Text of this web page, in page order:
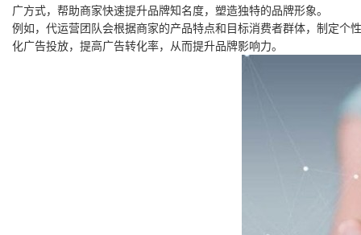
广方式，帮助商家快速提升品牌知名度，塑造独特的品牌形象。
例如，代运营团队会根据商家的产品特点和目标消费者群体，制定个
化广告投放，提高广告转化率，从而提升品牌影响力。